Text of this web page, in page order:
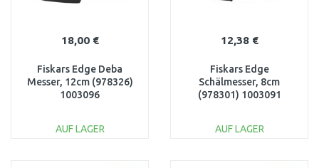
18,00 €
Fiskars Edge Deba
Messer, 12cm (978326)
1003096
AUF LAGER
12,38 €
Fiskars Edge
Schälmesser, 8cm
(978301) 1003091
AUF LAGER